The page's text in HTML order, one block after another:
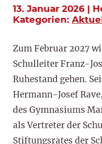
13. Januar 2026 |
Kategorien:
Zum Februar 2027
Schulleiter Franz-
Ruhestand gehen.
Hermann-Josef
des Gymnasiums
als Vertreter der
Stiftungsrates der